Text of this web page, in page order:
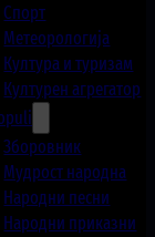
Спорт
Метеорологија
Култура и туризам
Културен агрегатор
Зборовник
Мудрост народна
Народни песни
Народни приказни